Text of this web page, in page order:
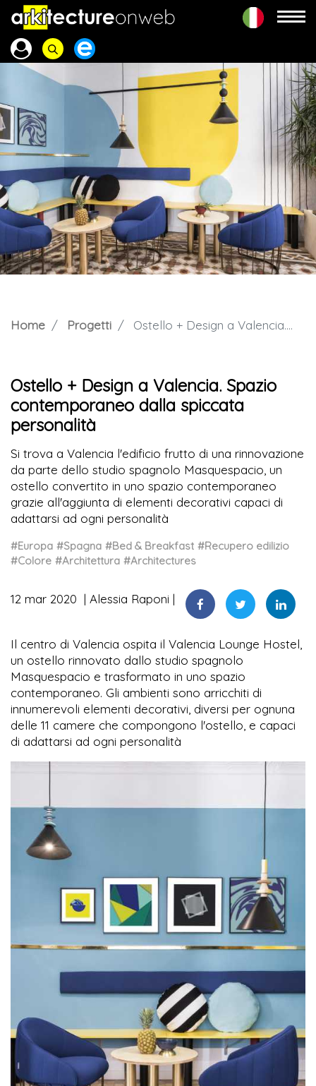
Home Progetti Ostello + Design a Valencia. Spazio contemporaneo dalla spiccata personalità
Ostello + Design a Valencia. Spazio
contemporaneo dalla spiccata
personalità
Si trova a Valencia l'edificio frutto di una rinnovazione
da parte dello studio spagnolo Masquespacio, un
ostello convertito in uno spazio contemporaneo
grazie all'aggiunta di elementi decorativi capaci di
adattarsi ad ogni personalità
#Europa #Spagna #Bed & Breakfast #Recupero edilizio
#Colore #Architettura #Architectures
12 mar 2020 Alessia Raponi
Il centro di Valencia ospita il Valencia Lounge Hostel,
un ostello rinnovato dallo studio spagnolo
Masquespacio e trasformato in uno spazio
contemporaneo. Gli ambienti sono arricchiti di
innumerevoli elementi decorativi, diversi per ognuna
delle 11 camere che compongono l'ostello, e capaci
di adattarsi ad ogni personalità